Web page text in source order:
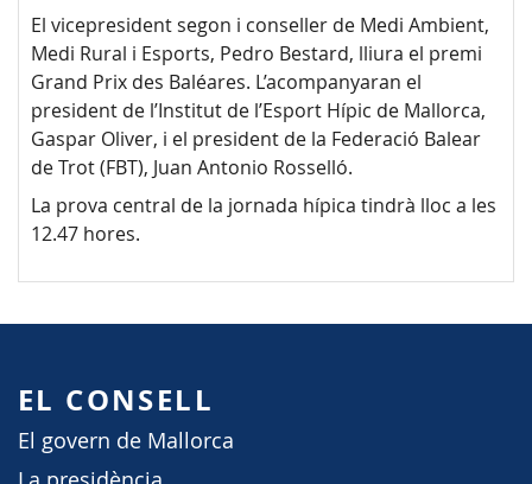
El vicepresident segon i conseller de Medi Ambient,
Medi Rural i Esports, Pedro Bestard, lliura el premi
Grand Prix des Baléares. L’acompanyaran el
president de l’Institut de l’Esport Hípic de Mallorca,
Gaspar Oliver, i el president de la Federació Balear
de Trot (FBT), Juan Antonio Rosselló.
La prova central de la jornada hípica tindrà lloc a les
12.47 hores.
EL CONSELL
El govern de Mallorca